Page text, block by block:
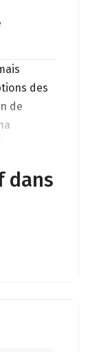
des
de
dans